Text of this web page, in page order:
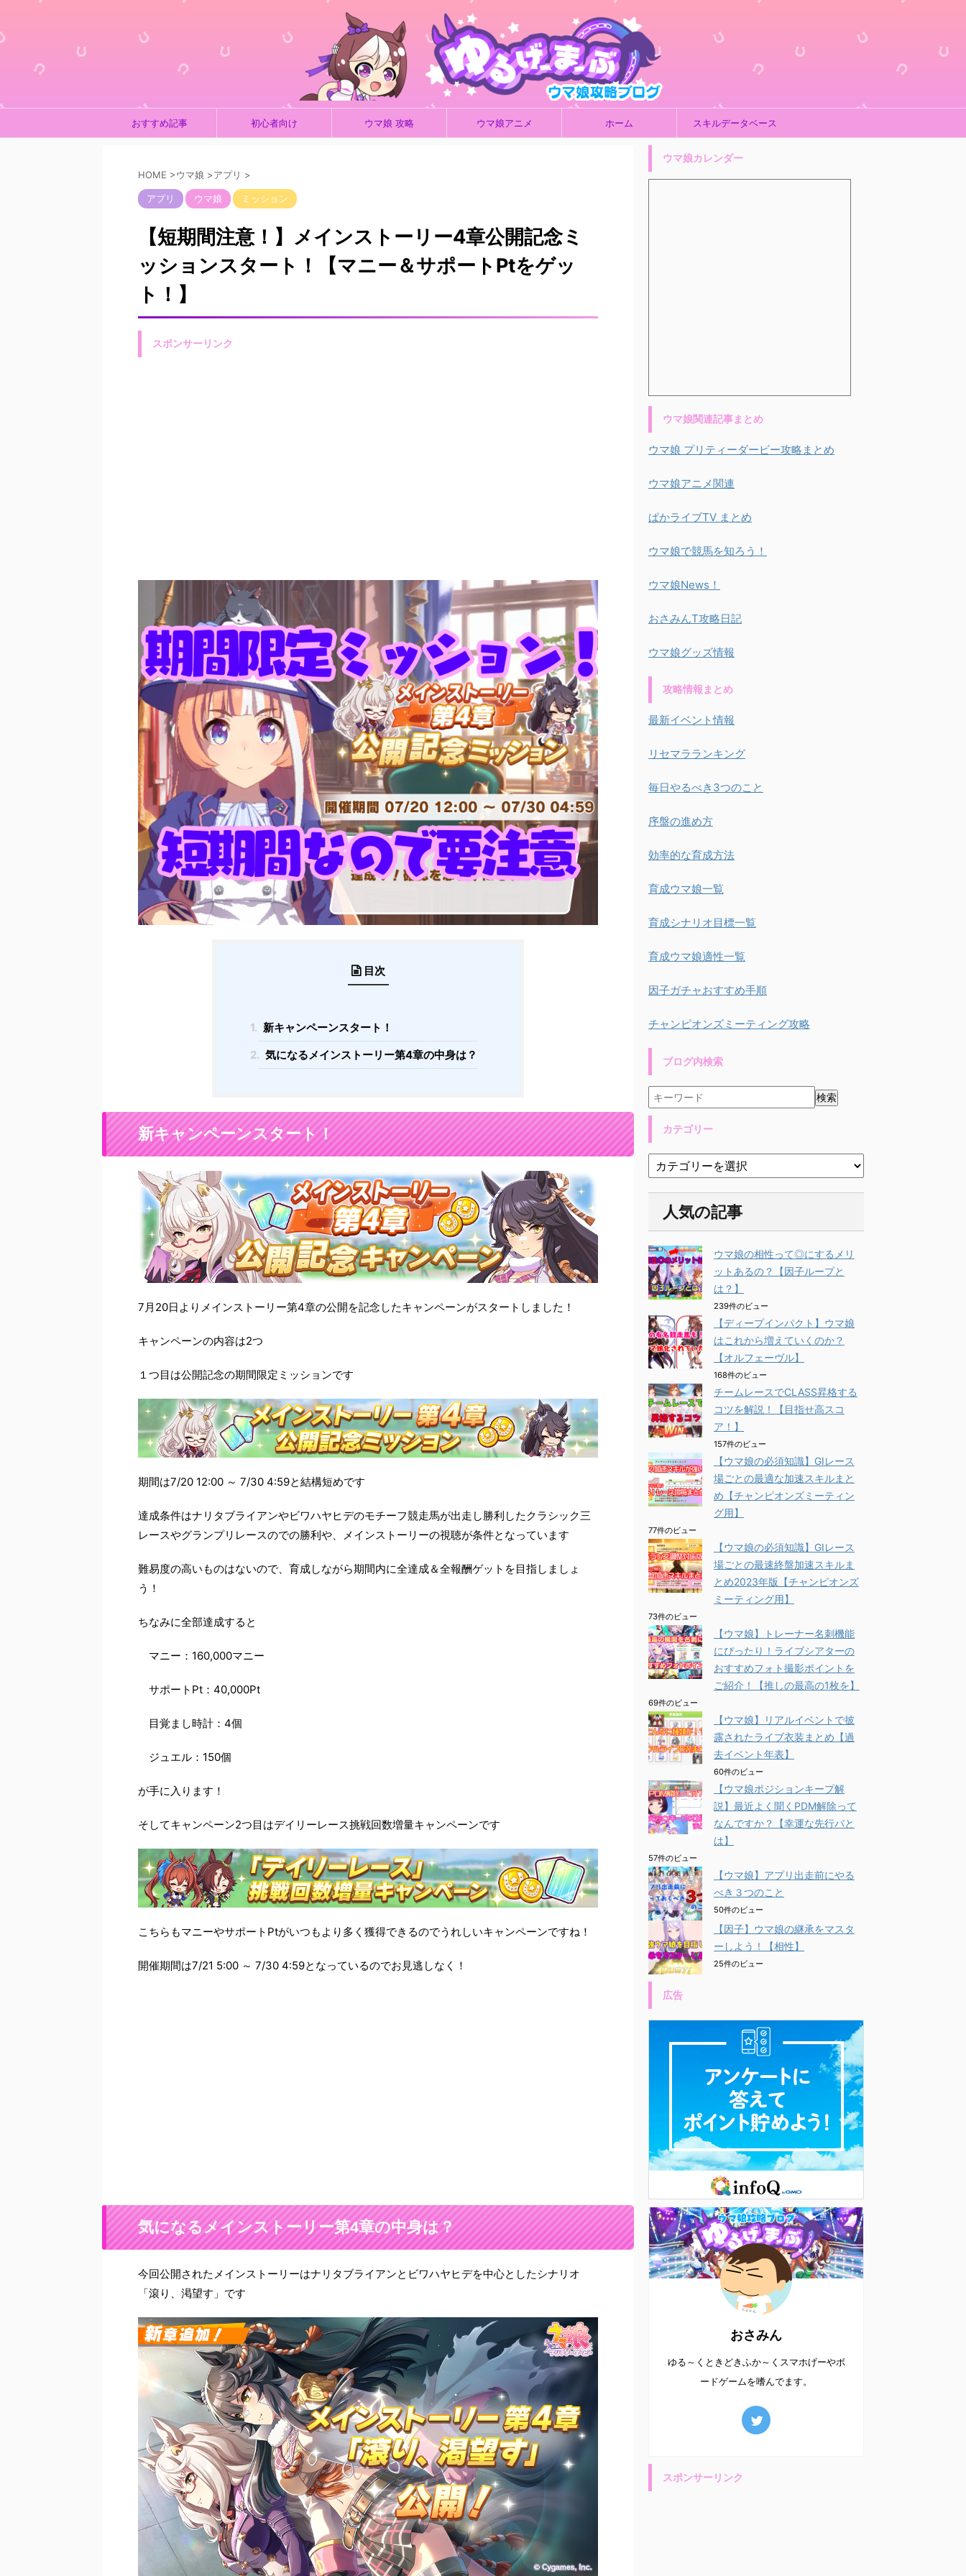
おすすめ記事 初心者向け ウマ娘 攻略 ウマ娘アニメ ホーム スキルデータベース
HOME >ウマ娘 >アプリ >
アプリ ウマ娘 ミッション
【短期間注意！】メインストーリー4章公開記念ミ
ッションスタート！【マニー＆サポートPtをゲッ
ト！】
スポンサーリンク
目次
1. 新キャンペーンスタート！
2. 気になるメインストーリー第4章の中身は？
新キャンペーンスタート！
7月20日よりメインストーリー第4章の公開を記念したキャンペーンがスタートしました！
キャンペーンの内容は2つ
１つ目は公開記念の期間限定ミッションです
期間は7/20 12:00 ～ 7/30 4:59と結構短めです
達成条件はナリタブライアンやビワハヤヒデのモチーフ競走馬が出走し勝利したクラシック三
レースやグランプリレースのでの勝利や、メインストーリーの視聴が条件となっています
難易度の高いものはないので、育成しながら期間内に全達成＆全報酬ゲットを目指しましょ
う！
ちなみに全部達成すると
マニー：160,000マニー
サポートPt：40,000Pt
目覚まし時計：4個
ジュエル：150個
が手に入ります！
そしてキャンペーン2つ目はデイリーレース挑戦回数増量キャンペーンです
こちらもマニーやサポートPtがいつもより多く獲得できるのでうれしいキャンペーンですね！
開催期間は7/21 5:00 ～ 7/30 4:59となっているのでお見逃しなく！
気になるメインストーリー第4章の中身は？
今回公開されたメインストーリーはナリタブライアンとビワハヤヒデを中心としたシナリオ
「滾り、渇望す」です
ウマ娘カレンダー
ウマ娘関連記事まとめ
ウマ娘 プリティーダービー攻略まとめ
ウマ娘アニメ関連
ぱかライブTV まとめ
ウマ娘で競馬を知ろう！
ウマ娘News！
おさみんT攻略日記
ウマ娘グッズ情報
攻略情報まとめ
最新イベント情報
リセマラランキング
毎日やるべき3つのこと
序盤の進め方
効率的な育成方法
育成ウマ娘一覧
育成シナリオ目標一覧
育成ウマ娘適性一覧
因子ガチャおすすめ手順
チャンピオンズミーティング攻略
ブログ内検索
カテゴリー
人気の記事
ウマ娘の相性って◎にするメリ
ットあるの？【因子ループと
は？】
239件のビュー
【ディープインパクト】ウマ娘
はこれから増えていくのか？
【オルフェーヴル】
168件のビュー
チームレースでCLASS昇格する
コツを解説！【目指せ高スコ
ア！】
157件のビュー
【ウマ娘の必須知識】GⅠレース
場ごとの最適な加速スキルまと
め【チャンピオンズミーティン
グ用】
77件のビュー
【ウマ娘の必須知識】GⅠレース
場ごとの最速終盤加速スキルま
とめ2023年版【チャンピオンズ
ミーティング用】
73件のビュー
【ウマ娘】トレーナー名刺機能
にぴったり！ライブシアターの
おすすめフォト撮影ポイントを
ご紹介！【推しの最高の1枚を】
69件のビュー
【ウマ娘】リアルイベントで披
露されたライブ衣装まとめ【過
去イベント年表】
60件のビュー
【ウマ娘ポジションキープ解
説】最近よく聞くPDM解除って
なんですか？【幸運な先行バと
は】
57件のビュー
【ウマ娘】アプリ出走前にやる
べき３つのこと
50件のビュー
【因子】ウマ娘の継承をマスタ
ーしよう！【相性】
25件のビュー
広告
おさみん
ゆる～くときどきふか～くスマホげーやボ
ードゲームを嗜んでます。
スポンサーリンク